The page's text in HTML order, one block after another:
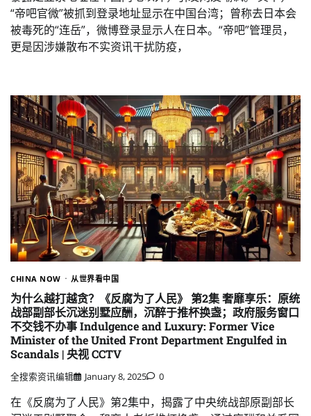
“帝吧官微”被抓到登录地址显示在中国台湾；曾称去日本会
被毒死的“连岳”，微博登录显示人在日本。“帝吧”管理员，
更是因涉嫌散布不实资讯干扰防疫，
CHINA NOW 从世界看中国
为什么越打越贪？《反腐为了人民》 第2集 奢靡享乐：原统
战部副部长沉迷别墅应酬，沉醉于推杯换盏；政府服务窗口
不交钱不办事 Indulgence and Luxury: Former Vice
Minister of the United Front Department Engulfed in
Scandals | 央视 CCTV
全搜索资讯编辑 January 8, 2025 0
在《反腐为了人民》第2集中，揭露了中央统战部原副部长